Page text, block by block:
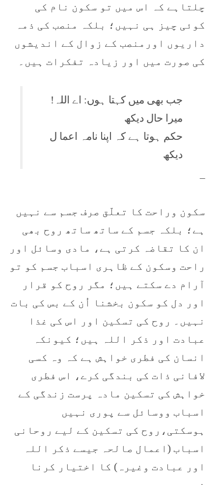
چلتاہے کہ اس میں تو سکون نام کی
کوئی چیز ہی نہیں؛ بلکہ منصب کی ذمہ
داریوں اورمنصب کے زوال کے اندیشوں
کی صورت میں اور زیادہ تفکرات ہیں۔
جب بھی میں کہتا ہوں: اے اللہ!
میرا حال دیکھ
حکم ہوتا ہے کہ اپنا نامہ اعما ل
دیکھ
–
سکون وراحت کا تعلّق صرف جسم سے نہیں
ہے؛ بلکہ جسم کے ساتھ ساتھ روح بھی
ان کا تقاضہ کرتی ہے، مادی وسائل اور
راحت وسکون کے ظاہری اسباب جسم کو تو
آرام دے سکتے ہیں؛ مگر روح کو قرار
اور دل کو سکون بخشنا اُن کے بس کی بات
نہیں۔ روح کی تسکین اور اس کی غذا
عبادت اور ذکر اللہ ہیں؛ کیونکہ
انسان کی فطری خواہش ہے کہ وہ کسی
لافانی ذات کی بندگی کرے، اس فطری
خواہش کی تسکین مادہ پرست زندگی کے
اسباب ووسائل سے پوری نہیں
ہوسکتی،روح کی تسکین کے لیے روحانی
اسباب (اعمال صالحہ جیسے ذکر اللہ
اور عبادت وغیرہ) کا اختیار کرنا